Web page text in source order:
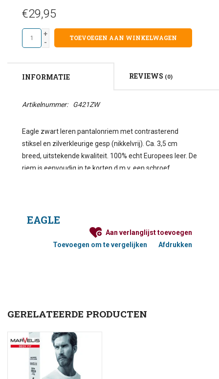
€29,95
+
-
TOEVOEGEN AAN WINKELWAGEN
INFORMATIE REVIEWS (0)
Artikelnummer: G421ZW
Eagle zwart leren pantalonriem met contrasterend
stiksel en zilverkleurige gesp (nikkelvrij). Ca. 3,5 cm
breed, uitstekende kwaliteit. 100% echt Europees leer. De
riem is eenvoudig in te korten d.m.v. een schroef.
EAGLE
Aan verlanglijst toevoegen
Toevoegen om te vergelijken
Afdrukken
GERELATEERDE PRODUCTEN